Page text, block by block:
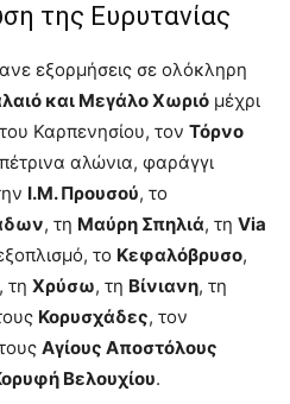
της Ευρυτανίας
εξορμήσεις σε ολόκληρη
και Μεγάλο Χωριό μέχρι
Καρπενησίου, τον Τόρνο
αλώνια, φαράγγι
Ι.Μ. Προυσού, το
, τη Μαύρη Σπηλιά, τη Via
το Κεφαλόβρυσο,
, τη Χρύσω, τη Βίνιανη, τη
Κορυσχάδες, τον
Αγίους Αποστόλους
Βελουχίου.